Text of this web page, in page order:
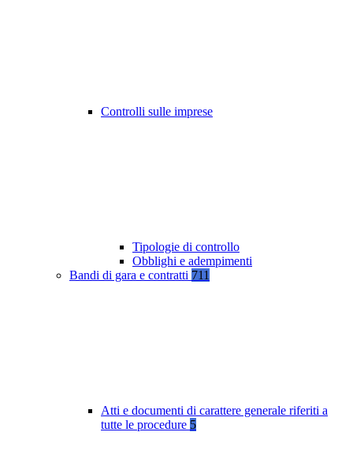
Controlli sulle imprese
Tipologie di controllo
Obblighi e adempimenti
Bandi di gara e contratti 711
Atti e documenti di carattere generale riferiti a
tutte le procedure 5